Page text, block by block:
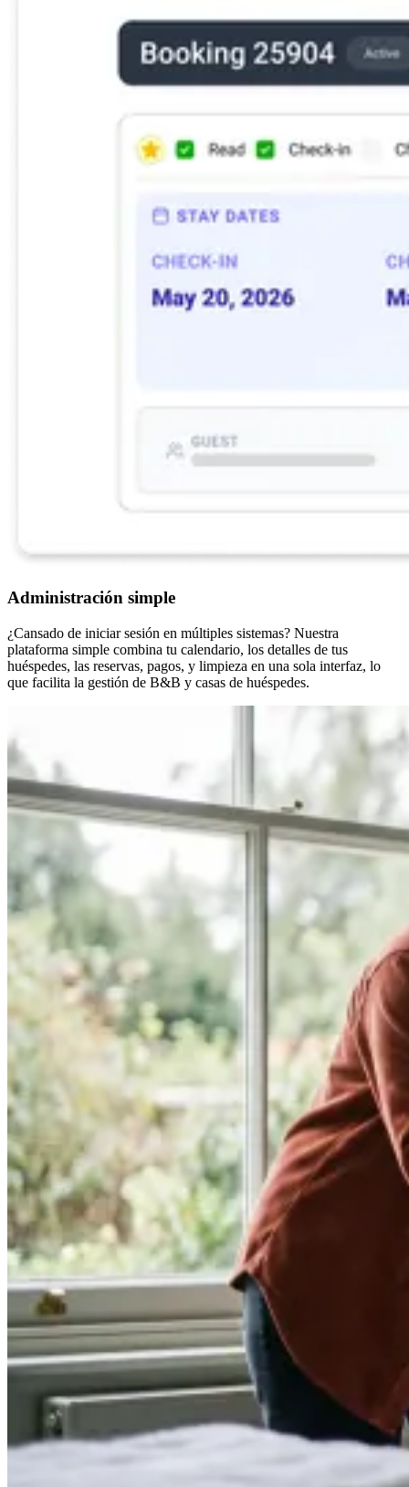
Administración simple
¿Cansado de iniciar sesión en múltiples sistemas? Nuestra
plataforma simple combina tu calendario, los detalles de tus
huéspedes, las reservas, pagos, y limpieza en una sola interfaz, lo
que facilita la gestión de B&B y casas de huéspedes.